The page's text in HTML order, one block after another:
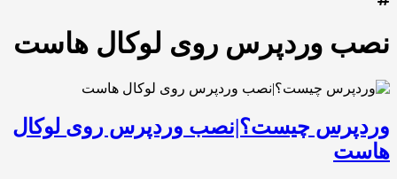
نصب وردپرس روی لوکال هاست
وردپرس چیست؟|نصب وردپرس روی لوکال
هاست